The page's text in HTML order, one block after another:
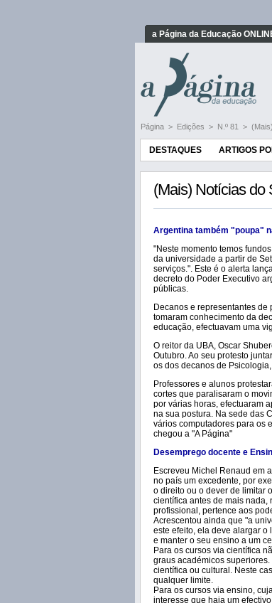
a Página da Educação
Página > Edições > N.º 81 >
DESTAQUES ARTIGOS
(Mais) Notícias do
Argentina também "poupa"
"Neste momento temos
da universidade a partir de
serviços.". Este é o alerta
decreto do Poder Executivo
públicas.
Decanos e representantes
tomaram conhecimento da
educação, efectuavam uma
O reitor da UBA, Oscar
Outubro. Ao seu protesto
os dos decanos de
Professores e alunos
cortes que paralisaram o
por várias horas, efectuaram
na sua postura. Na sede das
vários computadores para os
chegou a "A Página"
Desemprego docente e
Escreveu Michel Renaud em
no país um excedente, por
o direito ou o dever de limitar
científica antes de mais nada,
profissional, pertence aos
Acrescentou ainda que "a
este efeito, ela deve alargar o
e manter o seu ensino a um
Para os cursos via científica
graus académicos
científica ou cultural. Neste
qualquer limite.
Para os cursos via ensino,
interesse que haja um